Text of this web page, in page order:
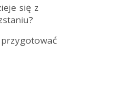
się z